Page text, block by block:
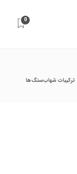
0
ترکیبات شهاب‌سنگ‌ها